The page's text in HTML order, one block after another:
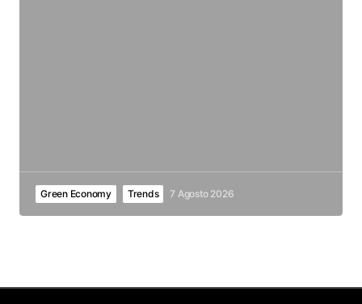
Green Economy Trends 7 Agosto 2026